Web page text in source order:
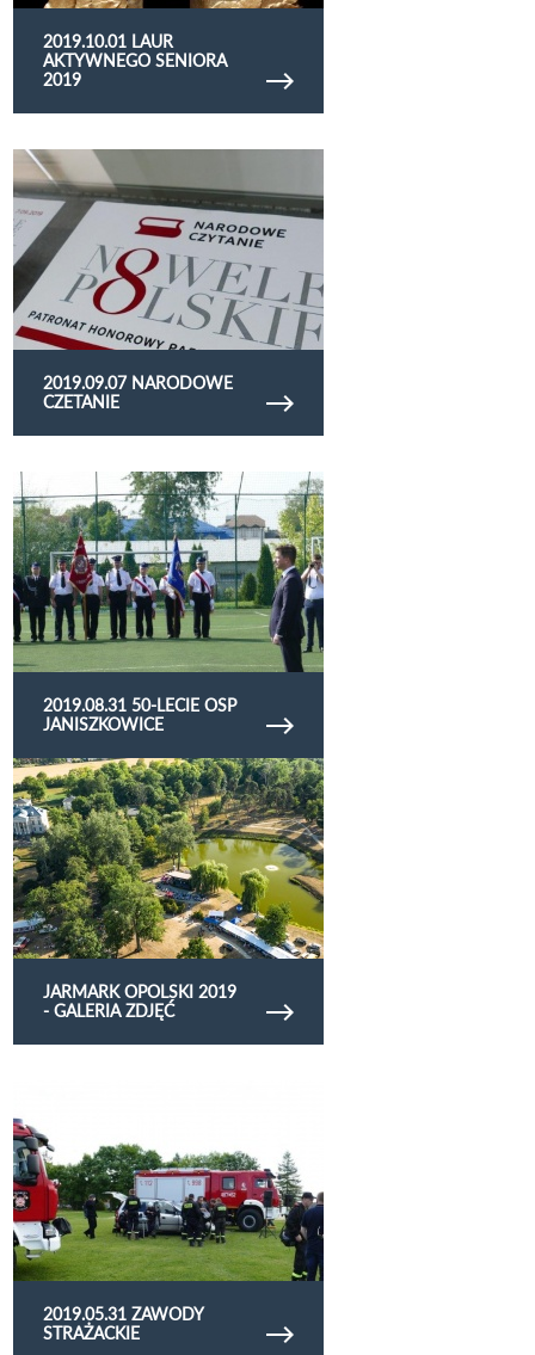
2019.10.01 LAUR
AKTYWNEGO SENIORA
2019
2019.09.07 NARODOWE
CZETANIE
Obejrzyj galerię zdjęć 2019.09.07 narodowe
czetanie
2019.08.31 50-LECIE OSP
JANISZKOWICE
Obejrzyj galerię zdjęć 2019.08.31 50-lecie OSP
Janiszkowice
JARMARK OPOLSKI 2019
- GALERIA ZDJĘĆ
Obejrzyj galerię zdjęć Jarmark Opolski 2019 -
galeria zdjęć
2019.05.31 ZAWODY
STRAŻACKIE